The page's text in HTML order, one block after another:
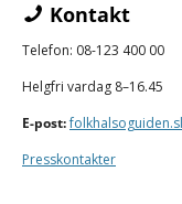
Kontakt
Telefon: 08-123 400 00
Helgfri vardag 8–16.45
E-post:
Presskontakter